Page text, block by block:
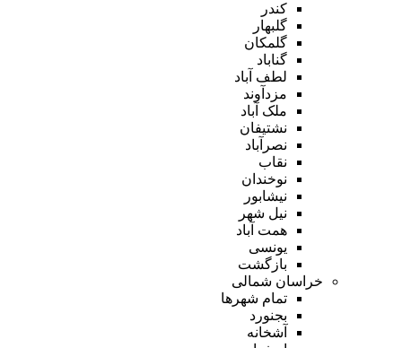
کندر
گلبهار
گلمکان
گناباد
لطف آباد
مزدآوند
ملک آباد
نشتیفان
نصرآباد
نقاب
نوخندان
نیشابور
نیل شهر
همت آباد
یونسی
بازگشت
خراسان شمالی
تمام شهر‌ها
بجنورد
آشخانه